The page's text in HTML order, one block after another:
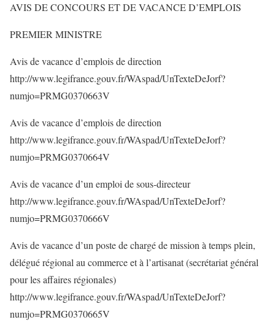
AVIS DE CONCOURS ET DE VACANCE D’EMPLOIS
PREMIER MINISTRE
Avis de vacance d’emplois de direction
http://www.legifrance.gouv.fr/WAspad/UnTexteDeJorf?
numjo=PRMG0370663V
Avis de vacance d’emplois de direction
http://www.legifrance.gouv.fr/WAspad/UnTexteDeJorf?
numjo=PRMG0370664V
Avis de vacance d’un emploi de sous-directeur
http://www.legifrance.gouv.fr/WAspad/UnTexteDeJorf?
numjo=PRMG0370666V
Avis de vacance d’un poste de chargé de mission à temps plein,
délégué régional au commerce et à l’artisanat (secrétariat général
pour les affaires régionales)
http://www.legifrance.gouv.fr/WAspad/UnTexteDeJorf?
numjo=PRMG0370665V